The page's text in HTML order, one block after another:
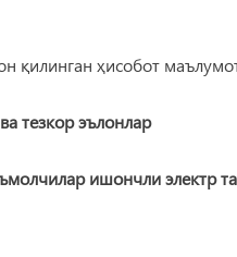
қилинган ҳисобот
тезкор эълонлар
ишончли электр